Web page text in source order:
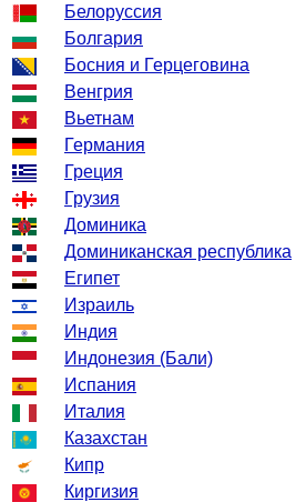
Белоруссия
Болгария
Босния и Герцеговина
Венгрия
Вьетнам
Германия
Греция
Грузия
Доминика
Доминиканская республика
Египет
Израиль
Индия
Индонезия (Бали)
Испания
Италия
Казахстан
Кипр
Киргизия